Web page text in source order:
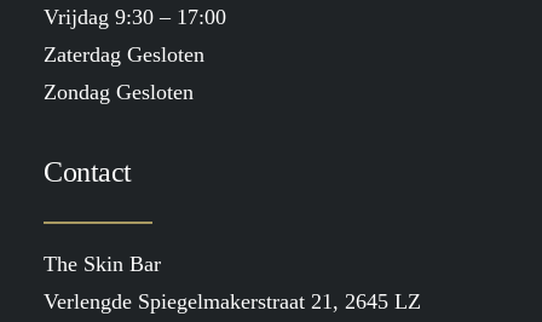
Vrijdag 9:30 – 17:00
Zaterdag Gesloten
Zondag Gesloten
Contact
The Skin Bar
Verlengde Spiegelmakerstraat 21, 2645 LZ